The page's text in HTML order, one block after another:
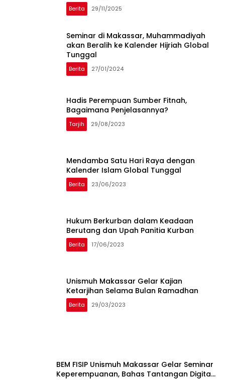
Berita 29/11/2025
Seminar di Makassar, Muhammadiyah
akan Beralih ke Kalender Hijriah Global
Tunggal
Berita 27/01/2024
Hadis Perempuan Sumber Fitnah,
Bagaimana Penjelasannya?
Tarjih 29/08/2023
Mendamba Satu Hari Raya dengan
Kalender Islam Global Tunggal
Berita 23/06/2023
Hukum Berkurban dalam Keadaan
Berutang dan Upah Panitia Kurban
Berita 17/06/2023
Unismuh Makassar Gelar Kajian
Ketarjihan Selama Bulan Ramadhan
Berita 29/03/2023
BEM FISIP Unismuh Makassar Gelar Seminar
Keperempuanan, Bahas Tantangan Digital